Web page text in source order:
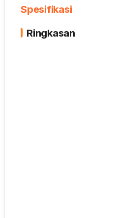
Spesifikasi
Ringkasan